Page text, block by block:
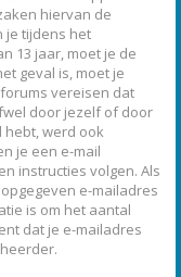
hiervan de
je tijdens het
13 jaar, moet je de
geval is, moet je
vereisen dat
door jezelf of door
werd ook
je een e-mail
instructies volgen. Als
e-mailadres
is om het aantal
dat je e-mailadres